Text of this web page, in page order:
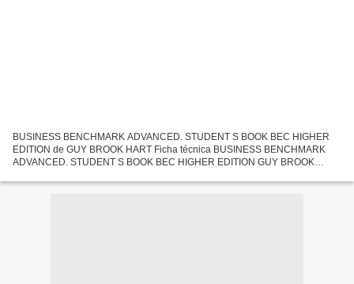
BUSINESS BENCHMARK ADVANCED. STUDENT S BOOK BEC HIGHER
EDITION de GUY BROOK HART Ficha técnica BUSINESS BENCHMARK
ADVANCED. STUDENT S BOOK BEC HIGHER EDITION GUY BROOK
FB2 ISBN: 9780521672955...